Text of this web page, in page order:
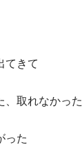
てきて
、取れなかった
った